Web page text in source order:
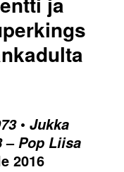
•Jukka
–Pop Liisa
2016